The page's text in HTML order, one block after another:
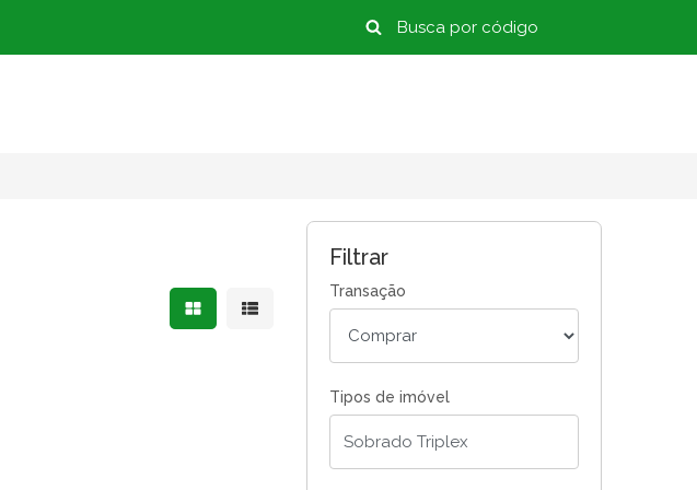
Mostrar resultados em grade
Mostrar resultados em lista
Filtrar
Transação
Tipos de imóvel